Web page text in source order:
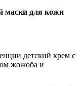
маски для кожи
детский крем с
жожоба и